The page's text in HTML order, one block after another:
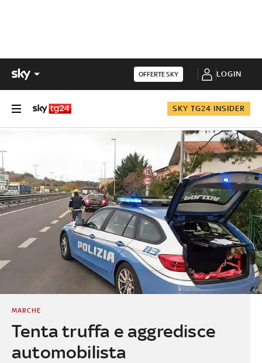
OFFERTE SKY LOGIN
SKY TG24 INSIDER
Tenta truffa e aggredisce
automobilista
MARCHE